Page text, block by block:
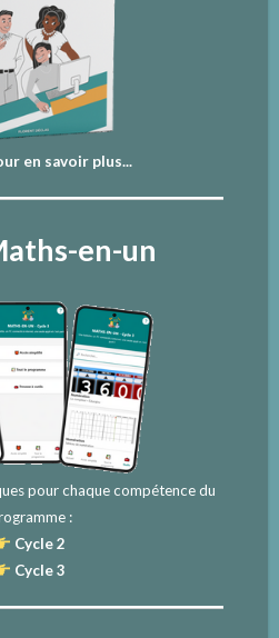
en savoir plus...
en-un
pour chaque compétence du
:
Cycle 2
Cycle 3